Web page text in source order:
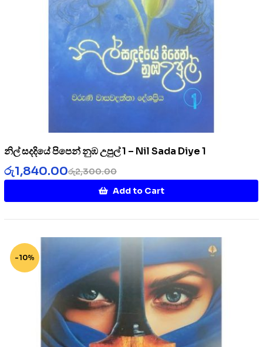
නිල් සදදියේ පිපෙන් නුඹ උපුල් 1 – Nil Sada Diye 1
රු2,300.00
රු1,840.00
Add to Cart
-10%